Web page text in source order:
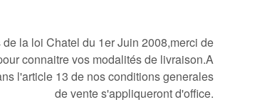
la loi Chatel du 1er Juin 2008,merci de
connaitre vos modalités de livraison.A
l'article 13 de nos conditions generales
de vente s'appliqueront d'office.